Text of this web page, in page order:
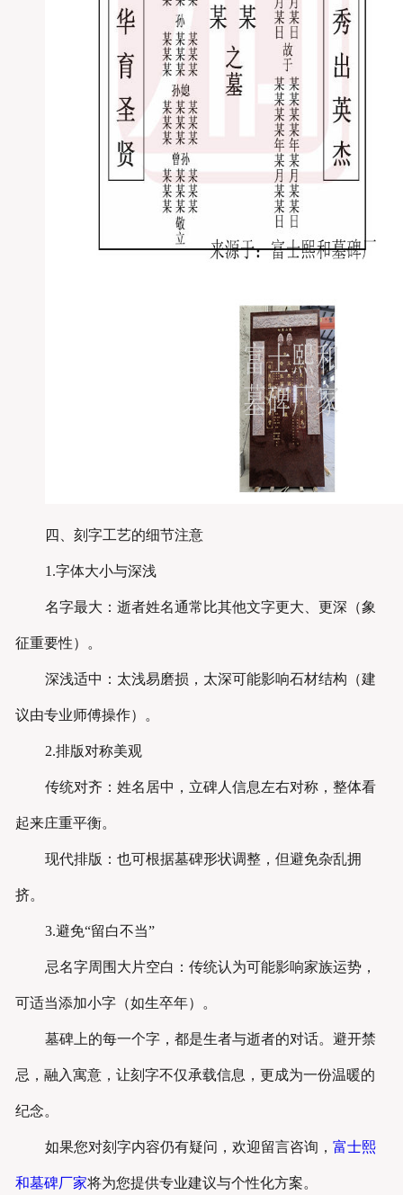
四、刻字工艺的细节注意
1.字体大小与深浅
名字最大：逝者姓名通常比其他文字更大、更深（象
征重要性）。
深浅适中：太浅易磨损，太深可能影响石材结构（建
议由专业师傅操作）。
2.排版对称美观
传统对齐：姓名居中，立碑人信息左右对称，整体看
起来庄重平衡。
现代排版：也可根据墓碑形状调整，但避免杂乱拥
挤。
3.避免“留白不当”
忌名字周围大片空白：传统认为可能影响家族运势，
可适当添加小字（如生卒年）。
墓碑上的每一个字，都是生者与逝者的对话。避开禁
忌，融入寓意，让刻字不仅承载信息，更成为一份温暖的
纪念。
如果您对刻字内容仍有疑问，欢迎留言咨询，富士熙
和墓碑厂家将为您提供专业建议与个性化方案。